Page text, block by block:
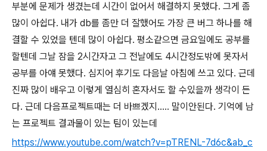
부분에 문제가 생겼는데 시간이 없어서 해결하지 못했다. 그게 좀
많이 아쉽다. 내가 db를 좀만 더 잘했어도 가장 큰 버그 하나를 해
결할 수 있었을 텐데 많이 아쉽다. 평소같으면 금요일에도 공부를
할텐데 그날 잠을 2시간자고 그 전날에도 4시간정도밖에 못자서
공부를 아얘 못했다. 심지어 후기도 다음날 아침에 쓰고 있다. 근데
진짜 많이 배우고 이렇게 열심히 혼자서도 할 수있을까 생각이 든
다. 근데 다음프로젝트때는 더 바쁘겠지..... 말이안된다. 기억에 남
는 프로젝트 결과물이 있는 팀이 있는데
https://www.youtube.com/watch?v=pTRENL-7d6c&ab_c